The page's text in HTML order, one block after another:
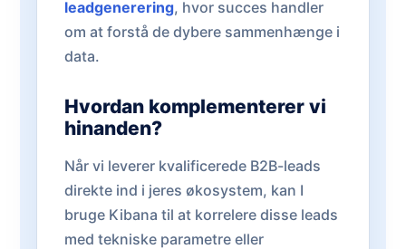
leadgenerering, hvor succes handler
om at forstå de dybere sammenhænge i
data.
Hvordan komplementerer vi
hinanden?
Når vi leverer kvalificerede B2B-leads
direkte ind i jeres økosystem, kan I
bruge Kibana til at korrelere disse leads
med tekniske parametre eller